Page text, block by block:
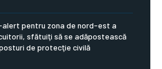
alert pentru zona de nord-est a
sfătuiţi să se adăpostească
de protecţie civilă